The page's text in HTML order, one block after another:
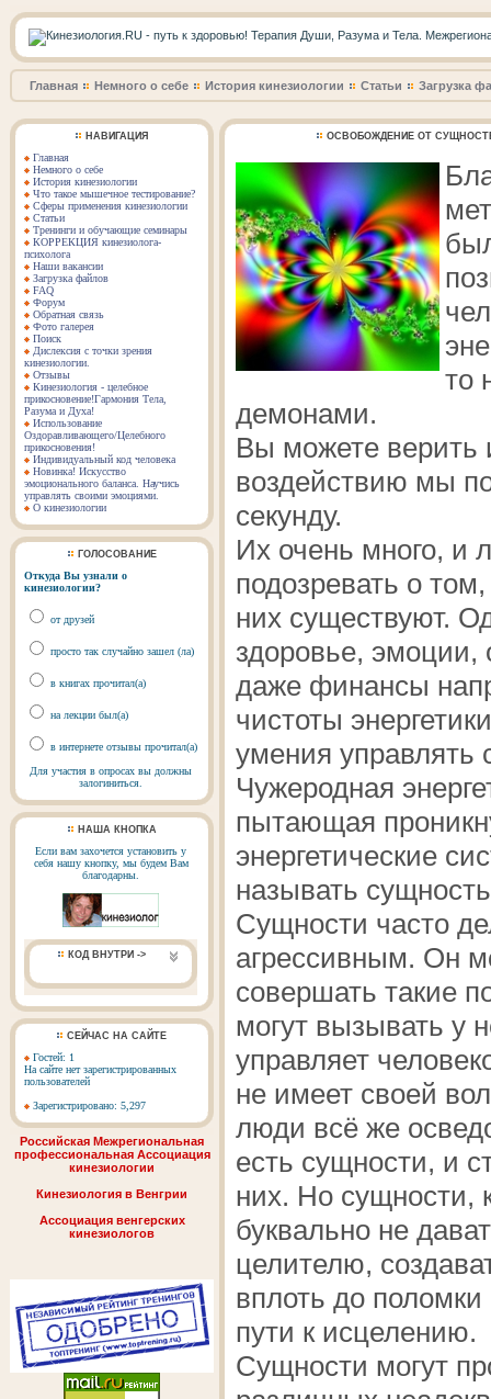
Главная Немного о себе История кинезиологии Статьи Загрузка
НАВИГАЦИЯ
Главная
Немного о себе
История кинезиологии
Что такое мышечное тестирование?
Сферы применения кинезиологии
Статьи
Тренинги и обучающие семинары
КОРРЕКЦИЯ кинезиолога-
психолога
Наши вакансии
Загрузка файлов
FAQ
Форум
Обратная связь
Фото галерея
Поиск
Дислексия с точки зрения
кинезиологии.
Отзывы
Кинезиология - целебное
прикосновение!Гармония Тела,
Разума и Духа!
Использование
Оздоравливающего/Целебного
прикосновения!
Индивидуальный код человека
Новинка! Искусство
эмоционального баланса. Научись
управлять своими эмоциями.
О кинезиологии
ГОЛОСОВАНИЕ
Откуда Вы узнали о
кинезиологии?
от друзей
просто так случайно зашел (ла)
в книгах прочитал(а)
на лекции был(а)
в интернете отзывы прочитал(а)
Для участия в опросах вы должны
залогиниться.
НАША КНОПКА
Если вам захочется установить у
себя нашу кнопку, мы будем Вам
благодарны.
КОД ВНУТРИ ->
СЕЙЧАС НА САЙТЕ
Гостей: 1
На сайте нет зарегистрированных
пользователей
Зарегистрировано: 5,297
Российская Межрегиональная
профессиональная Ассоциация
кинезиологии
Кинезиология в Венгрии
Ассоциация венгерских
кинезиологов
ОСВОБОЖДЕНИЕ ОТ
то
демонами.
Вы можете верить
воздействию мы
секунду.
Их очень много, и
подозревать о
них существуют.
здоровье,
даже финансы
чистоты
умения управлять
Чужеродная
пытающая
энергетические
называть
Сущности часто
агрессивным. Он
совершать такие
могут вызывать у
управляет
не имеет своей
люди всё же
есть сущности, и
них. Но сущности,
буквально не
целителю,
вплоть до
пути к исцелению.
Сущности могут